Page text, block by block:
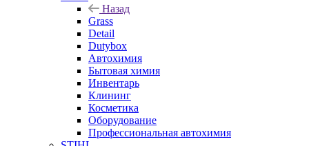
Назад
Grass
Detail
Dutybox
Автохимия
Бытовая химия
Инвентарь
Клининг
Косметика
Оборудование
Профессиональная автохимия